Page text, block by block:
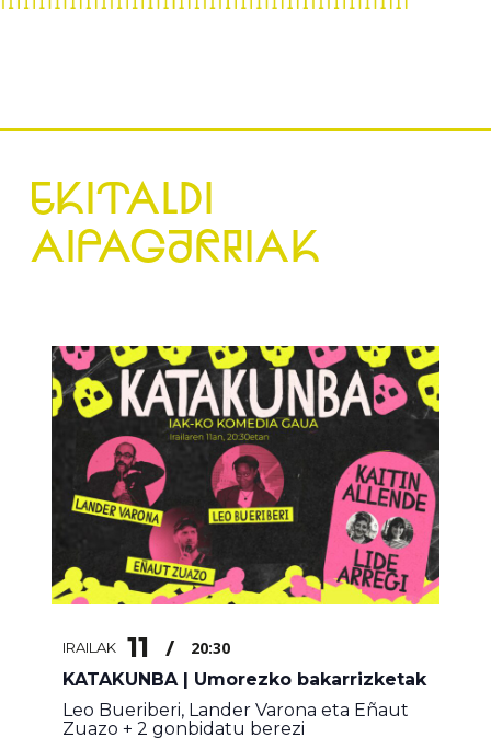
EKITALDI
AIPAGARRIAK
IRAILAK 11 /
20:30
KATAKUNBA | Umorezko bakarrizketak
Leo Bueriberi, Lander Varona eta Eñaut
Zuazo + 2 gonbidatu berezi